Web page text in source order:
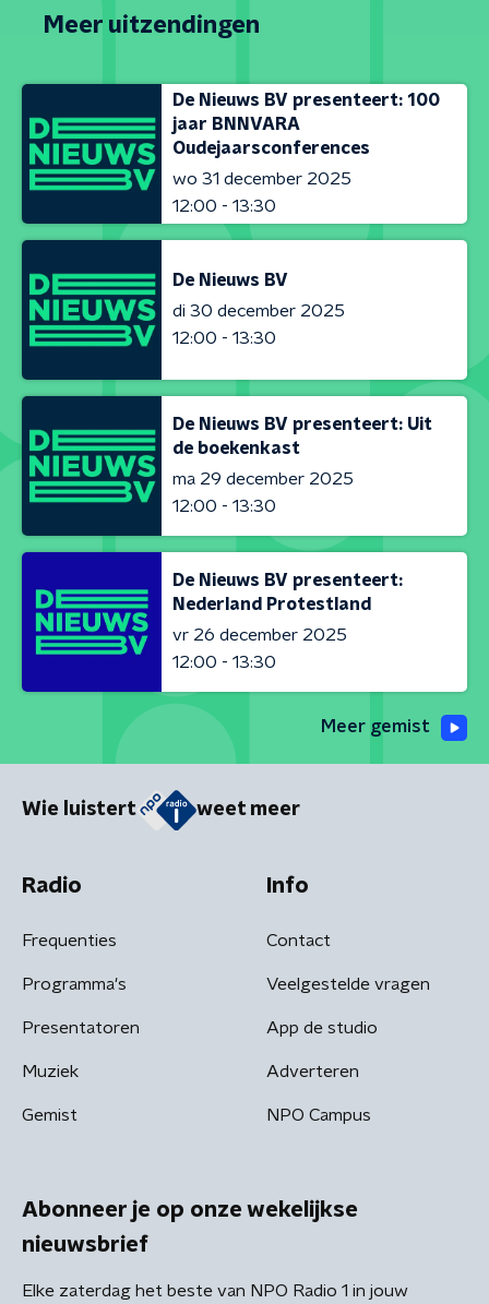
Meer uitzendingen
De Nieuws BV presenteert: 100
jaar BNNVARA
Oudejaarsconferences
wo 31 december 2025
12:00 - 13:30
De Nieuws BV
di 30 december 2025
12:00 - 13:30
De Nieuws BV presenteert: Uit
de boekenkast
ma 29 december 2025
12:00 - 13:30
De Nieuws BV presenteert:
Nederland Protestland
vr 26 december 2025
12:00 - 13:30
Meer gemist
Wie luistert weet meer
Radio
Frequenties
Programma's
Presentatoren
Muziek
Gemist
Info
Contact
Veelgestelde vragen
App de studio
Adverteren
NPO Campus
Abonneer je op onze wekelijkse
nieuwsbrief
Elke zaterdag het beste van NPO Radio 1 in jouw